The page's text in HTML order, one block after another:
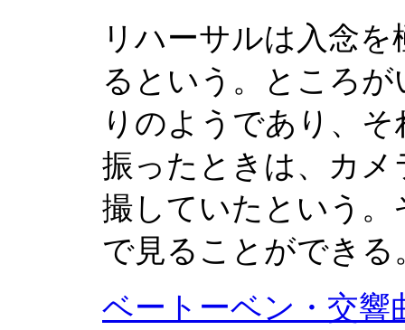
リハーサルは入念
るという。ところ
りのようであり、
振ったときは、カ
撮していたという
で見ることができる
ベートーベン・交